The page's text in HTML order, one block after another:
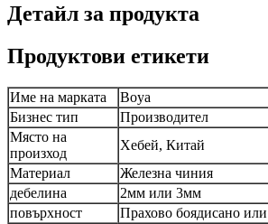
Детайл за продукта
Продуктови етикети
Име на марката
Boya
Бизнес тип
Производител
Място на
произход
Хебей, Китай
Материал
Железна чиния
дебелина
2мм или 3мм
повърхност
Прахово боядисано